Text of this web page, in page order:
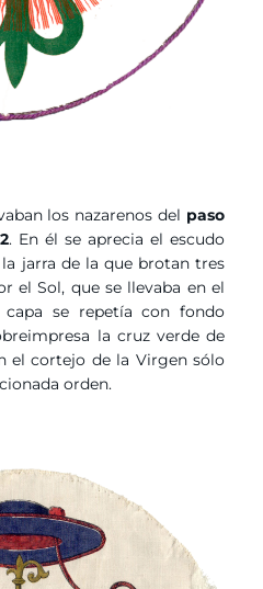
los nazarenos del paso
. En él se aprecia el escudo
jarra de la que brotan tres
el Sol, que se llevaba en el
se repetía con fondo
la cruz verde de
el cortejo de la Virgen sólo
orden.